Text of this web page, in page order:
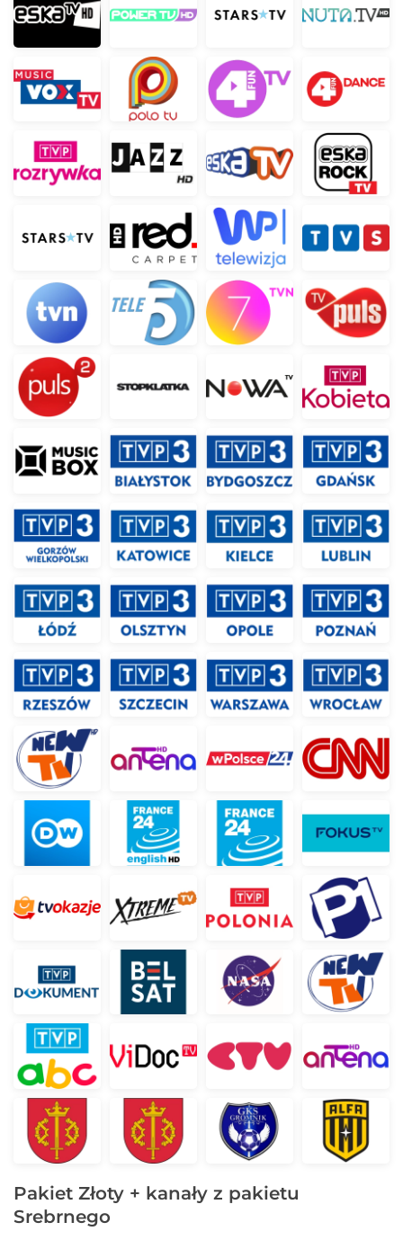
Pakiet Złoty + kanały z pakietu
Srebrnego